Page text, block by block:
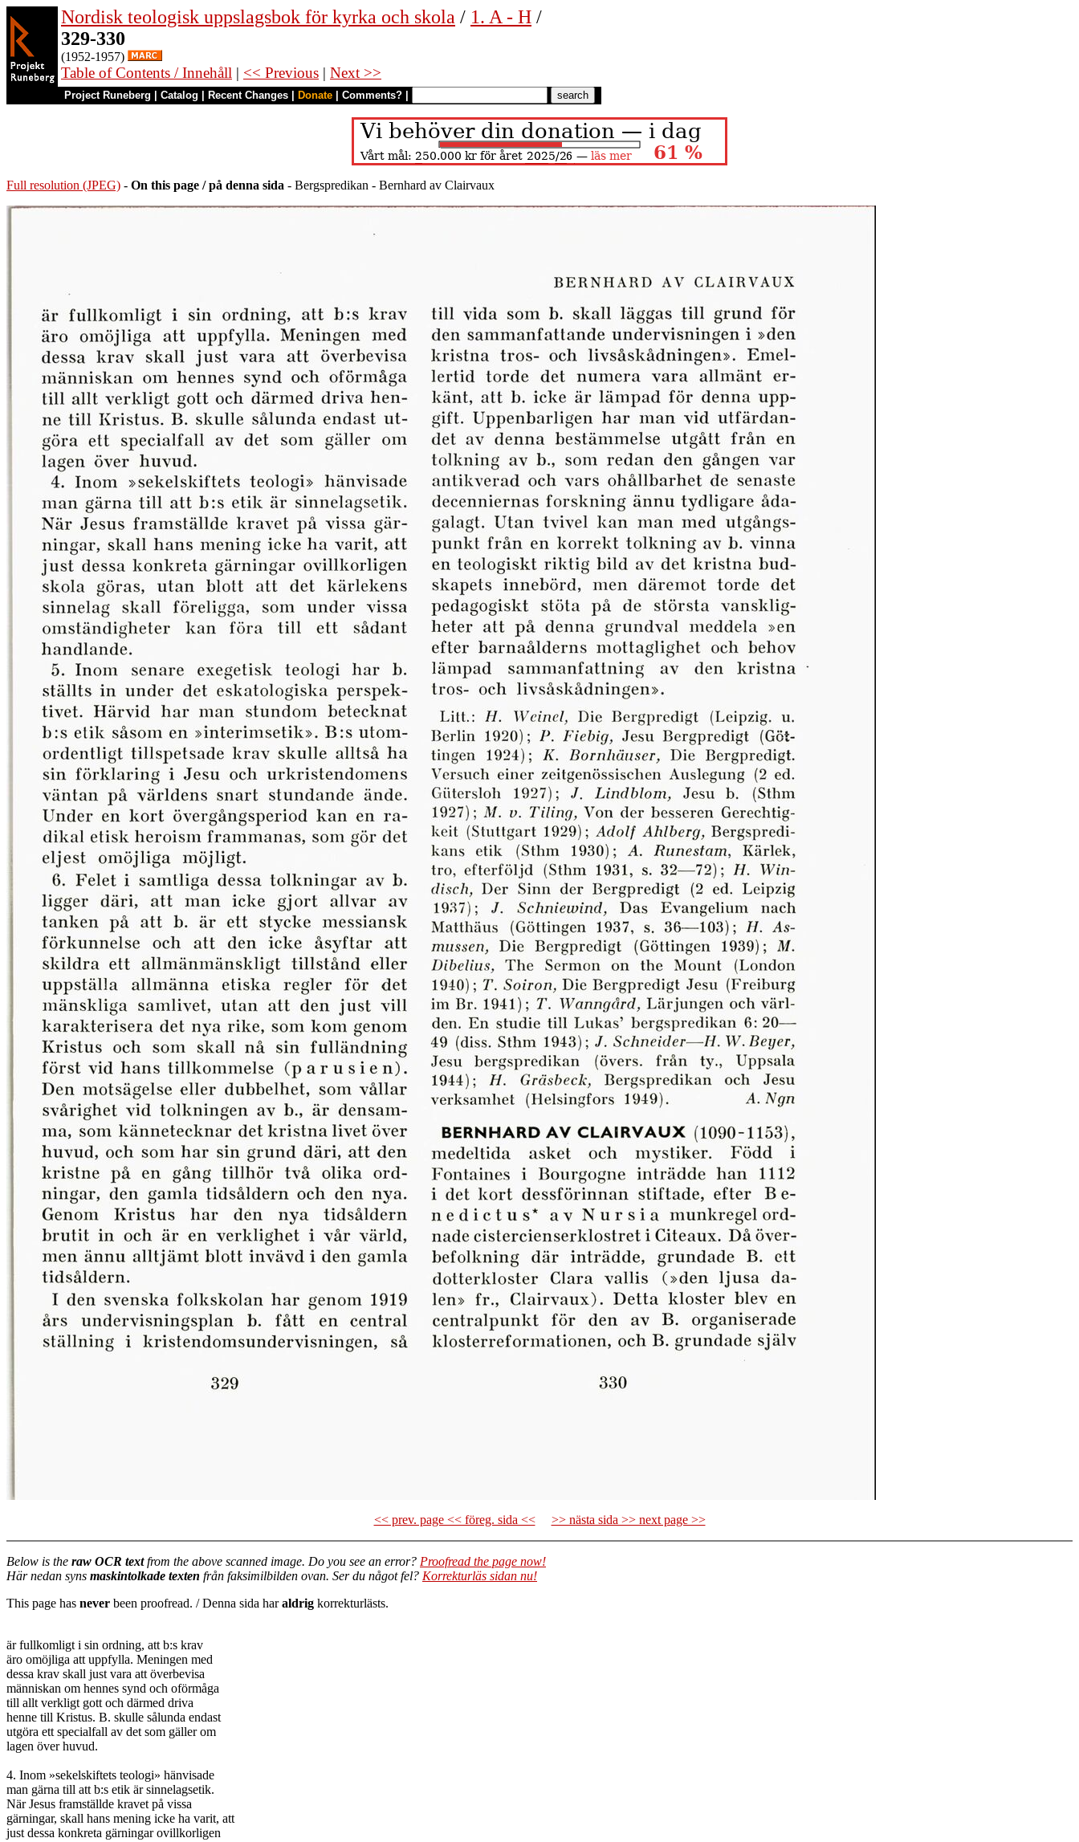
Nordisk teologisk uppslagsbok för kyrka och skola / 1. A - H /
329-330
(1952-1957)
Table of Contents / Innehåll | << Previous | Next >>
Project Runeberg Catalog Recent Changes Donate Comments?
Full resolution (JPEG) - On this page / på denna sida - Bergspredikan - Bernhard av Clairvaux
<< prev. page << föreg. sida << >> nästa sida >> next page >>
Below is the raw OCR textfrom the above scanned image. Do you see an error? Proofread the page now!
Här nedan syns maskintolkade texten från faksimilbilden ovan. Ser du något fel? Korrekturläs sidan nu!
This page has never been proofread. / Denna sida haraldrig korrekturlästs.
är fullkomligt i sin ordning, att b:s krav
äro omöjliga att uppfylla. Meningen med
dessa krav skall just vara att överbevisa
människan om hennes synd och oförmåga
till allt verkligt gott och därmed driva
henne till Kristus. B. skulle sålunda endast
utgöra ett specialfall av det som gäller om
lagen över huvud.
4. Inom »sekelskiftets teologi» hänvisade
man gärna till att b:s etik är sinnelagsetik.
När Jesus framställde kravet på vissa
gärningar, skall hans mening icke ha varit, att
just dessa konkreta gärningar ovillkorligen